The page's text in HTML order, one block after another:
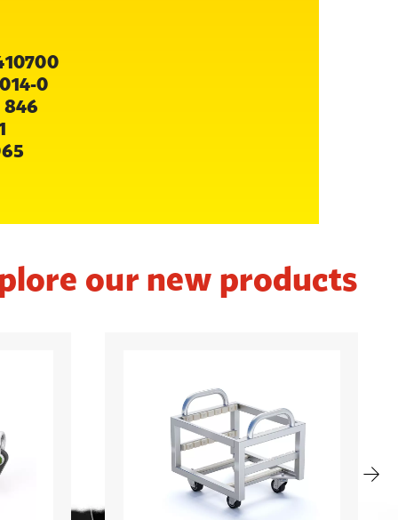
0
846
our new products